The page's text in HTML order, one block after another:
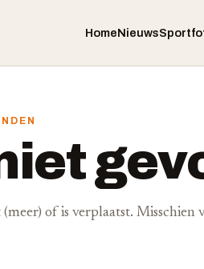
HomeNieuws
of is verplaatst.